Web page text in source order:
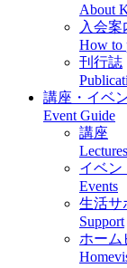
About
入会案
How to
刊行誌
講座・イベ
Event Guide
講座
Lectures
イベン
Events
生活サ
Support
ホーム